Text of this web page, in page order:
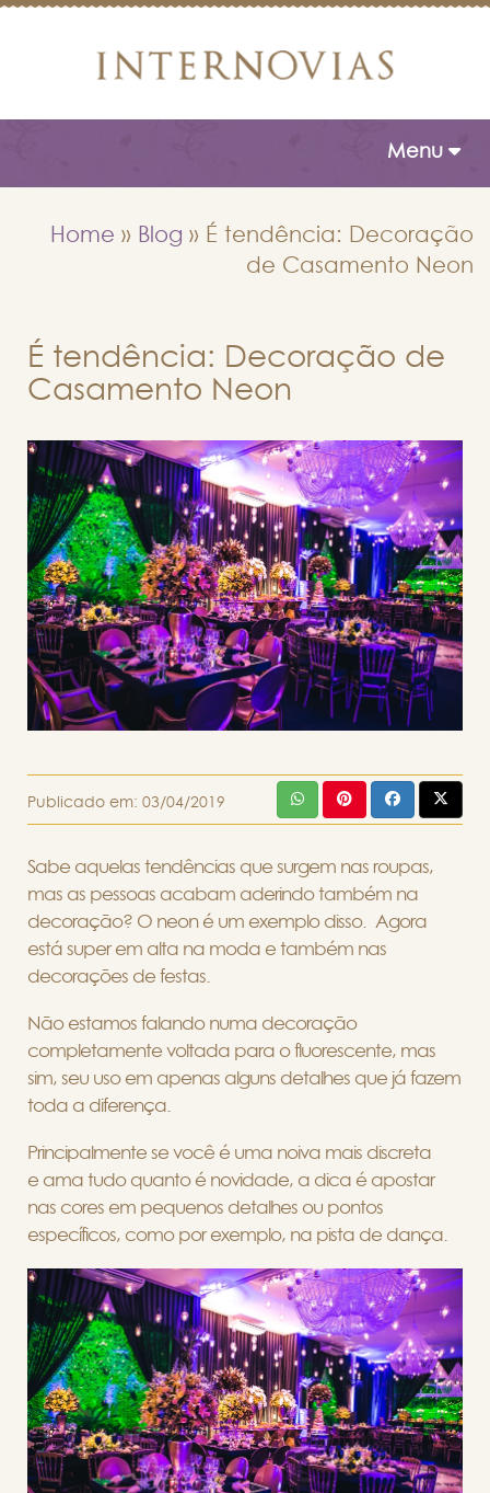
Toggle
Menu
Home » Blog » É tendência: Decoração
de Casamento Neon
É tendência: Decoração de
Casamento Neon
Publicado em: 03/04/2019
Sabe aquelas tendências que surgem nas roupas,
mas as pessoas acabam aderindo também na
decoração? O neon é um exemplo disso.
Agora
está superem alta na moda e também nas
decorações de festas.
Não estamos falando numa decoração
completamente voltada para o fluorescente, mas
sim, seu uso em apenas alguns detalhes que já fazem
toda a diferença.
Principalmente se você é uma noiva mais discreta
e ama tudo quanto é novidade, a dica é apostar
nas cores em pequenos detalhes ou pontos
específicos, como por exemplo, na pista de dança.